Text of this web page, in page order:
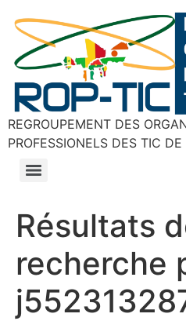
REGROUPEMENT DES
PROFESSIONELS DES TIC
Résultats
recherche